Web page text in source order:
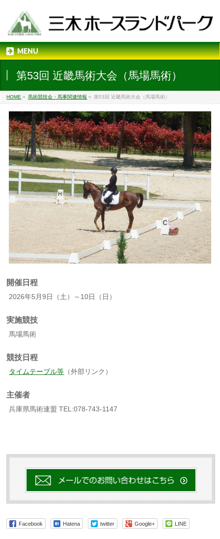
MENU
第53回 近畿馬術大会（馬場馬術）
HOME » 馬術競技会・馬事関連情報 » 第53回 近畿馬術大会（馬場馬術）
開催日程
2026年5月9日（土）～10日（日）
実施競技
馬場馬術
競技日程
タイムテーブル等 （外部リンク）
主催者
兵庫県馬術連盟 TEL:078-743-1147
Facebook Hatena twitter Google+ LINE